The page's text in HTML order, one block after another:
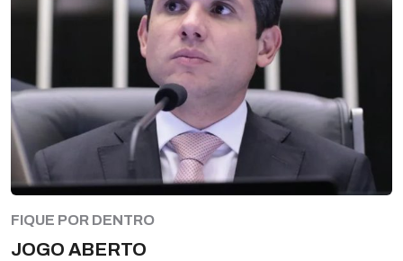
FIQUE POR DENTRO
JOGO ABERTO